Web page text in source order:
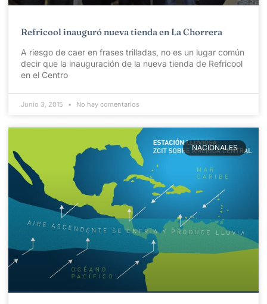
Refricool inauguró nueva tienda en La Chorrera
A riesgo de caer en frases trilladas, no es un lugar común
decir que la inauguración de la nueva tienda de Refricool
en el Centro
Junio 3, 2015 No hay comentarios
NACIONALES